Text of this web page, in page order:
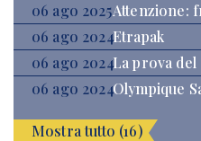
06 ago 2025Attenzione:
06 ago 2024Etrapak
06 ago 2024La prova del
06 ago 2024Olympique
Mostra tutto (16)